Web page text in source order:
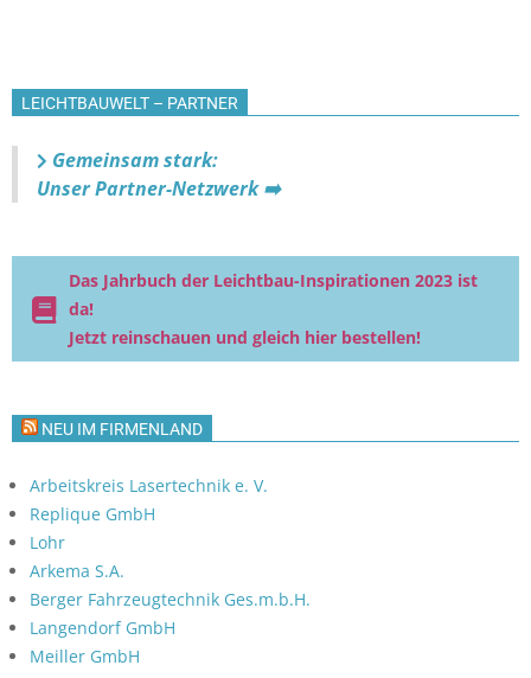
LEICHTBAUWELT – PARTNER
Gemeinsam stark:
Unser Partner-Netzwerk ➡️
Das Jahrbuch der Leichtbau-Inspirationen 2023 ist
da!
Jetzt reinschauen und gleich hier bestellen!
NEU IM FIRMENLAND
Arbeitskreis Lasertechnik e. V.
Replique GmbH
Lohr
Arkema S.A.
Berger Fahrzeugtechnik Ges.m.b.H.
Langendorf GmbH
Meiller GmbH